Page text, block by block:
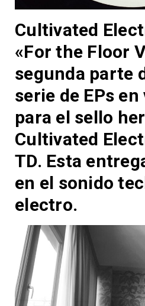
Cultivated
«For the Floor
segunda parte
serie de EPs
para el sello
Cultivated
TD. Esta
en el sonido
electro.